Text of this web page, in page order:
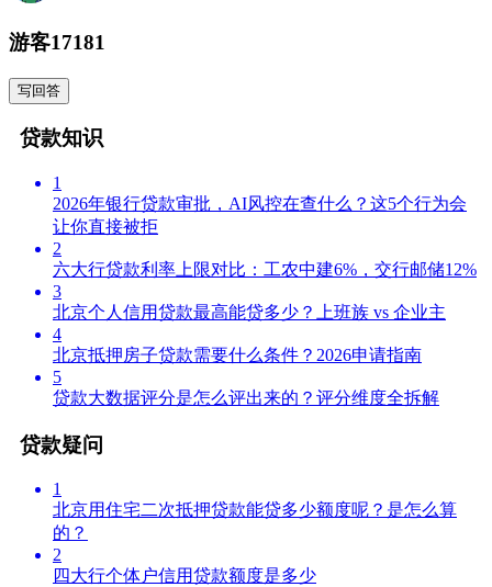
游客17181
写回答
贷款知识
1
2026年银行贷款审批，AI风控在查什么？这5个行为会
让你直接被拒
2
六大行贷款利率上限对比：工农中建6%，交行邮储12%
3
北京个人信用贷款最高能贷多少？上班族 vs 企业主
4
北京抵押房子贷款需要什么条件？2026申请指南
5
贷款大数据评分是怎么评出来的？评分维度全拆解
贷款疑问
1
北京用住宅二次抵押贷款能贷多少额度呢？是怎么算
的？
2
四大行个体户信用贷款额度是多少